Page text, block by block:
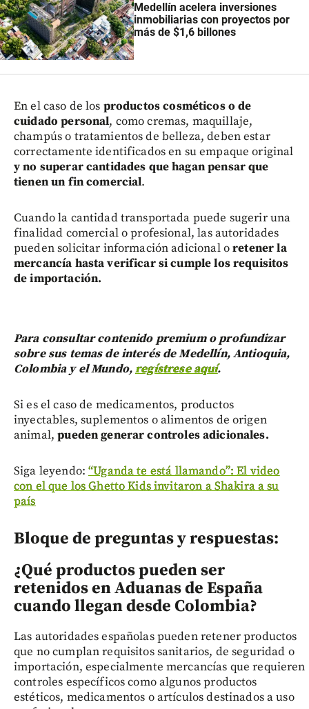
Medellín acelera inversiones
inmobiliarias con proyectos por
más de $1,6 billones
En el caso de los productos cosméticos o de
cuidado personal, como cremas, maquillaje,
champús o tratamientos de belleza, deben estar
correctamente identificados en su empaque original
y no superar cantidades que hagan pensar que
tienen un fin comercial.
Cuando la cantidad transportada puede sugerir una
finalidad comercial o profesional, las autoridades
pueden solicitar información adicional oretener la
mercancía hasta verificar si cumple los requisitos
de importación.
Para consultar contenido premium o profundizar
sobre sus temas de interés de Medellín, Antioquia,
Colombia y el Mundo,regístrese aquí.
Si es el caso de medicamentos, productos
inyectables, suplementos o alimentos de origen
animal,pueden generar controles adicionales.
Siga leyendo:“Uganda te está llamando”: El video
con el que los Ghetto Kids invitaron a Shakira a su
país
Bloque de preguntas y respuestas:
¿Qué productos pueden ser
retenidos en Aduanas de España
cuando llegan desde Colombia?
Las autoridades españolas pueden retener productos
que no cumplan requisitos sanitarios, de seguridad o
importación, especialmente mercancías que requieren
controles específicos como algunos productos
estéticos, medicamentos o artículos destinados a uso